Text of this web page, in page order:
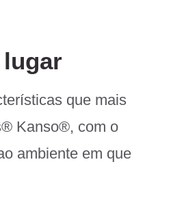
que mais
® Kanso®, com o
ambiente em que